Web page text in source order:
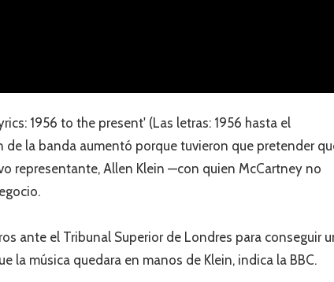
1956 to the present' (Las letras: 1956 hasta el
la banda aumentó porque tuvieron que pretender
representante, Allen Klein —con quien McCartney no
ante el Tribunal Superior de Londres para conseguir
la música quedara en manos de Klein, indica la BBC.